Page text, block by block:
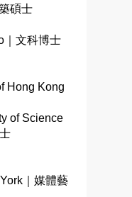
碩士
｜文科博士
Hong Kong
of Science
｜媒體藝